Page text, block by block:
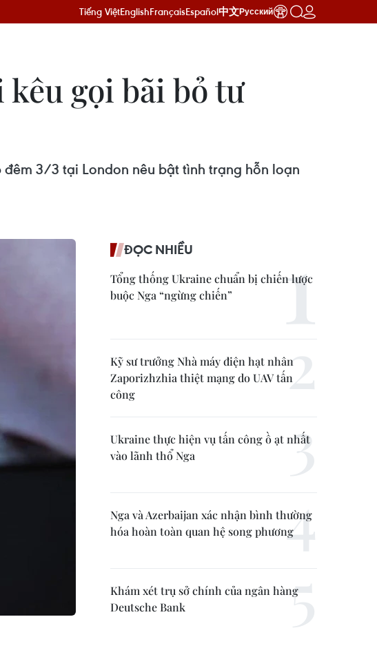
Tiếng ViệtEnglishFrançaisEspañol中文Русский
gọi bãi bỏ tư
3/3 tại London nêu bật tình trạng hỗn loạn
ĐỌC NHIỀU
Tổng thống Ukraine chuẩn bị chiến lược
buộc Nga “ngừng chiến”
Kỹ sư trưởng Nhà máy điện hạt nhân
Zaporizhzhia thiệt mạng do UAV tấn
công
Ukraine thực hiện vụ tấn công ồ ạt nhất
vào lãnh thổ Nga
Nga và Azerbaijan xác nhận bình thường
hóa hoàn toàn quan hệ song phương
Khám xét trụ sở chính của ngân hàng
Deutsche Bank